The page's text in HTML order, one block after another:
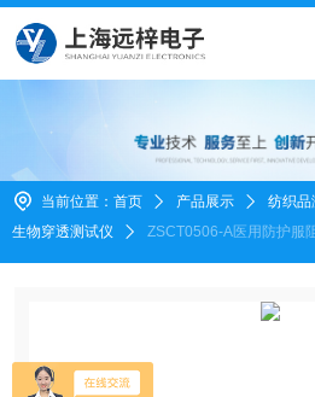
当前位置： 首页 产品展示 纺织品
生物穿透测试仪
ZSCT0506-A医用防护服